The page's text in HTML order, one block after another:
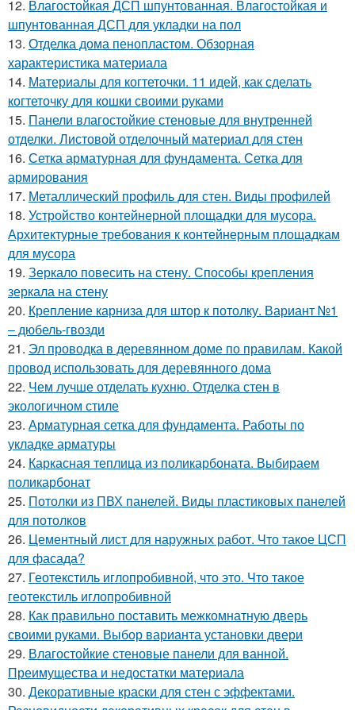
12. Влагостойкая ДСП шпунтованная. Влагостойкая и
шпунтованная ДСП для укладки на пол
13. Отделка дома пенопластом. Обзорная
характеристика материала
14. Материалы для когтеточки. 11 идей, как сделать
когтеточку для кошки своими руками
15. Панели влагостойкие стеновые для внутренней
отделки. Листовой отделочный материал для стен
16. Сетка арматурная для фундамента. Сетка для
армирования
17. Металлический профиль для стен. Виды профилей
18. Устройство контейнерной площадки для мусора.
Архитектурные требования к контейнерным площадкам
для мусора
19. Зеркало повесить на стену. Способы крепления
зеркала на стену
20. Крепление карниза для штор к потолку. Вариант №1
– дюбель-гвозди
21. Эл проводка в деревянном доме по правилам. Какой
провод использовать для деревянного дома
22. Чем лучше отделать кухню. Отделка стен в
экологичном стиле
23. Арматурная сетка для фундамента. Работы по
укладке арматуры
24. Каркасная теплица из поликарбоната. Выбираем
поликарбонат
25. Потолки из ПВХ панелей. Виды пластиковых панелей
для потолков
26. Цементный лист для наружных работ. Что такое ЦСП
для фасада?
27. Геотекстиль иглопробивной, что это. Что такое
геотекстиль иглопробивной
28. Как правильно поставить межкомнатную дверь
своими руками. Выбор варианта установки двери
29. Влагостойкие стеновые панели для ванной.
Преимущества и недостатки материала
30. Декоративные краски для стен с эффектами.